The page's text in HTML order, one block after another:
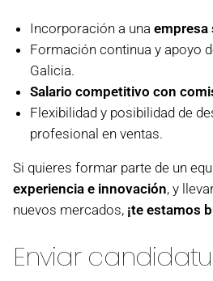
Incorporación a una empresa
Formación continua y apoyo
Galicia.
Salario competitivo con
Flexibilidad y posibilidad de
profesional en ventas.
Si quieres formar parte de un
experiencia e innovación, y
nuevos mercados, ¡te estamos
Enviar